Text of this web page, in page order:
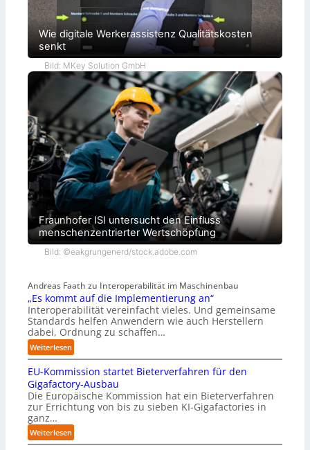
Wie digitale Werkerassistenz Qualitätskosten
senkt
Bild: MKey Solution GmbH
Fraunhofer ISI untersucht den Einfluss
menschenzentrierter Wertschöpfung
Bild: ©eakgrungenerd/stock.adobe.com
Andreas Faath zu Interoperabilität im Maschinenbau
„Es kommt auf die Implementierung an“
Interoperabilität vereinfacht vieles. Und gemeinsame
Standards helfen Anwendern wie auch Herstellern
dabei, Ordnung zu schaffen…
Weiterlesen:
„
E
s
k
o
m
t
EU-Kommission startet Bieterverfahren für den
Gigafactory-Ausbau
Die Europäische Kommission hat ein Bieterverfahren
zur Errichtung von bis zu sieben KI-Gigafactories in
ganz…
Weiterlesen:
E